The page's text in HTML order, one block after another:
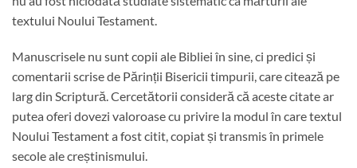
textului Noului Testament.
Manuscrisele nu sunt copii ale Bibliei în sine, ci predici și
comentarii scrise de Părinții Bisericii timpurii, care citează pe
larg din Scriptură. Cercetătorii consideră că aceste citate ar
putea oferi dovezi valoroase cu privire la modul în care textul
Noului Testament a fost citit, copiat și transmis în primele
secole ale creștinismului.